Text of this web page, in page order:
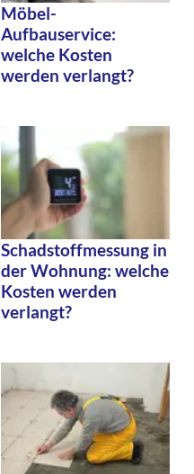
Möbel-
Aufbauservice:
welche Kosten
werden verlangt?
Schadstoffmessung in
der Wohnung: welche
Kosten werden
verlangt?